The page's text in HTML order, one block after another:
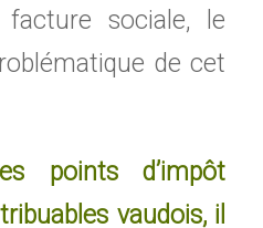
sociale, le
de cet
points d’impôt
vaudois, il